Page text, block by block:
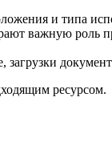
и типа
важную роль
загрузки
ресурсом.